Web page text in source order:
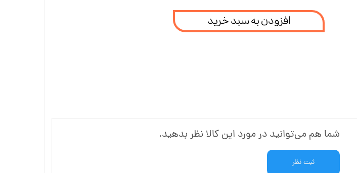
افزودن به سبد خرید
شما هم می‌توانید در مورد این کالا نظر بدهید.
ثبت نظر